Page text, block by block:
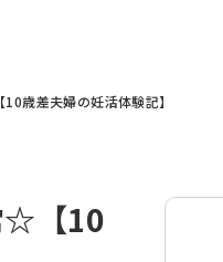
歳差夫婦の妊活体験記】
☆【10